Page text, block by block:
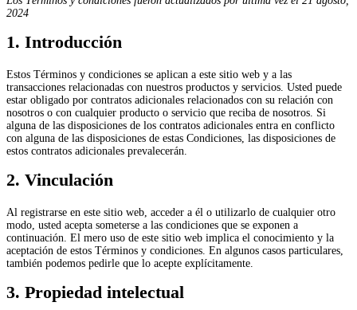
2024
1. Introducción
Estos Términos y condiciones se aplican a este sitio web y a las
transacciones relacionadas con nuestros productos y servicios. Usted puede
estar obligado por contratos adicionales relacionados con su relación con
nosotros o con cualquier producto o servicio que reciba de nosotros. Si
alguna de las disposiciones de los contratos adicionales entra en conflicto
con alguna de las disposiciones de estas Condiciones, las disposiciones de
estos contratos adicionales prevalecerán.
2. Vinculación
Al registrarse en este sitio web, acceder a él o utilizarlo de cualquier otro
modo, usted acepta someterse a las condiciones que se exponen a
continuación. El mero uso de este sitio web implica el conocimiento y la
aceptación de estos Términos y condiciones. En algunos casos particulares,
también podemos pedirle que lo acepte explícitamente.
3. Propiedad intelectual